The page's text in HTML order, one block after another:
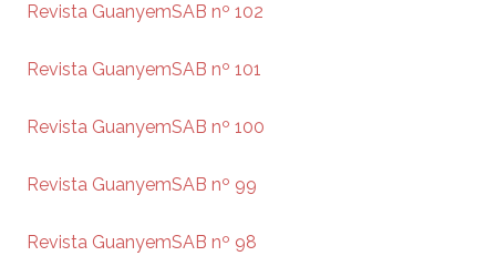
Revista GuanyemSAB nº 102
Revista GuanyemSAB nº 101
Revista GuanyemSAB nº 100
Revista GuanyemSAB nº 99
Revista GuanyemSAB nº 98